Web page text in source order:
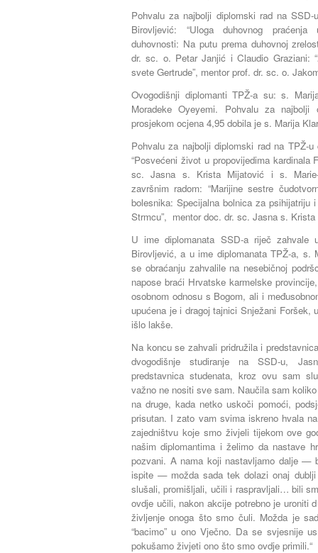
Pohvalu za najbolji diplomski rad na
Birovljević: “Uloga duhovnog
duhovnosti: Na putu prema duhovnoj
dr. sc. o. Petar Janjić i Claudio Graziani: “
svete Gertrude”, mentor prof. dr. sc. o.
Ovogodišnji diplomanti TPŽ-a su: s.
Moradeke Oyeyemi. Pohvalu za
prosjekom ocjena 4,95 dobila je s. Marija
Pohvalu za najbolji diplomski rad na TPŽ-
“Posvećeni život u propovijedima kardinala
sc. Jasna s. Krista Mijatović i s.
završnim radom: “Marijine sestre
bolesnika: Specijalna bolnica za psihijatriju
Strmcu”, mentor doc. dr. sc. Jasna s.
U ime diplomanata SSD-a riječ zahvale
Birovljević, a u ime diplomanata TPŽ-a, s.
se obraćanju zahvalile na nesebičnoj
napose braći Hrvatske karmelske
osobnom odnosu s Bogom, ali i
upućena je i dragoj tajnici Snježani
išlo lakše.
Na koncu se zahvali pridružila i
dvogodišnje studiranje na SSD-u,
predstavnica studenata, kroz ovu sam
važno ne nositi sve sam. Naučila sam
na druge, kada netko uskoči pomoći,
prisutan. I zato vam svima iskreno hvala
zajedništvu koje smo živjeli tijekom ove
našim diplomantima i želimo da nastave
pozvani. A nama koji nastavljamo dalje —
ispite — možda sada tek dolazi onaj
slušali, promišljali, učili i raspravljali… bili
ovdje učili, nakon akcije potrebno je
življenje onoga što smo čuli. Možda je
“bacimo” u ono Vječno. Da se svjesnije
pokušamo živjeti ono što smo ovdje primili.“